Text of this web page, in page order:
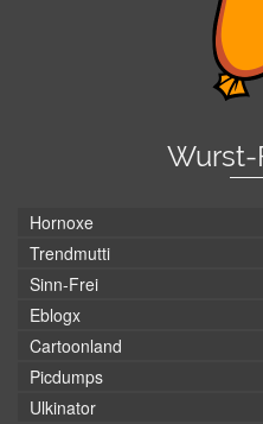
Wurst-
Hornoxe
Trendmutti
Sinn-Frei
Eblogx
Cartoonland
Picdumps
Ulkinator